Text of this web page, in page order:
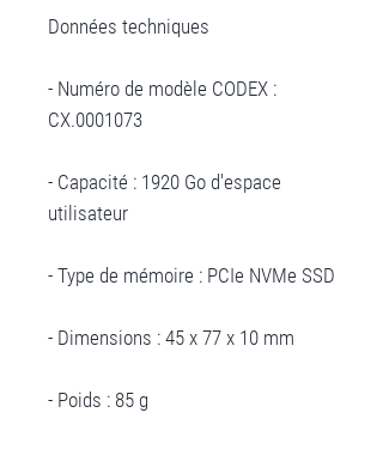
Données techniques
- Numéro de modèle CODEX :
CX.0001073
- Capacité : 1920 Go d'espace
utilisateur
- Type de mémoire : PCIe NVMe SSD
- Dimensions : 45 x 77 x 10 mm
- Poids : 85 g